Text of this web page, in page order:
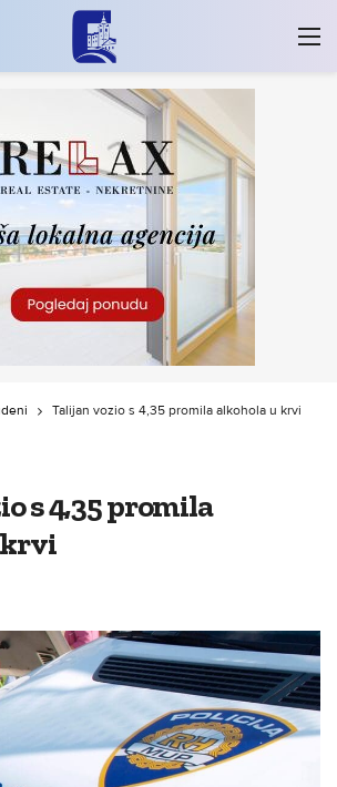
Talijan vozio s 4,35 promila alkohola u krvi
s 4,35 promila
krvi